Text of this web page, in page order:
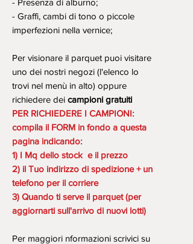
- Presenza di alburno;
- Graffi, cambi di tono o piccole
imperfezioni nella vernice;
Per visionare il parquet puoi visitare
uno dei nostri negozi (l'elenco lo
trovi nel menù in alto) oppure
richiedere dei campioni gratuiti
PER RICHIEDERE I CAMPIONI:
compila il FORM in fondo a questa
pagina indicando:
1) I Mq dello stock e il prezzo
2) il Tuo indirizzo di spedizione + un
telefono per il corriere
3) Quando ti serve il parquet (per
aggiornarti sull'arrivo di nuovi lotti)
Per maggiori nformazioni scrivici su